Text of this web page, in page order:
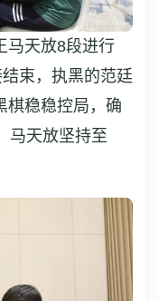
马天放8段进行
束，执黑的范廷
棋稳稳控局，确
马天放坚持至